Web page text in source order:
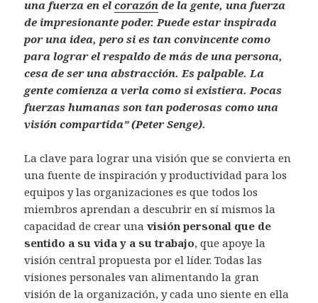
una fuerza en elcorazón de la gente, una fuerza
de impresionante poder. Puede estar inspirada
por una idea, pero si es tan convincente como
para lograr el respaldo de más de una persona,
cesa de ser una abstracción. Es palpable. La
gente comienza a verla como si existiera. Pocas
fuerzas humanas son tan poderosas como una
visión compartida” (Peter Senge).
La clave para lograr una visión que se convierta en
una fuente de inspiración y productividad para los
equipos y las organizaciones es que todos los
miembros aprendan a descubrir en sí mismos la
capacidad de crear unavisión personal que de
sentido a su vida y a su trabajo, que apoye la
visión central propuesta por el líder. Todas las
visiones personales van alimentando la gran
visión de la organización, y cada uno siente en ella